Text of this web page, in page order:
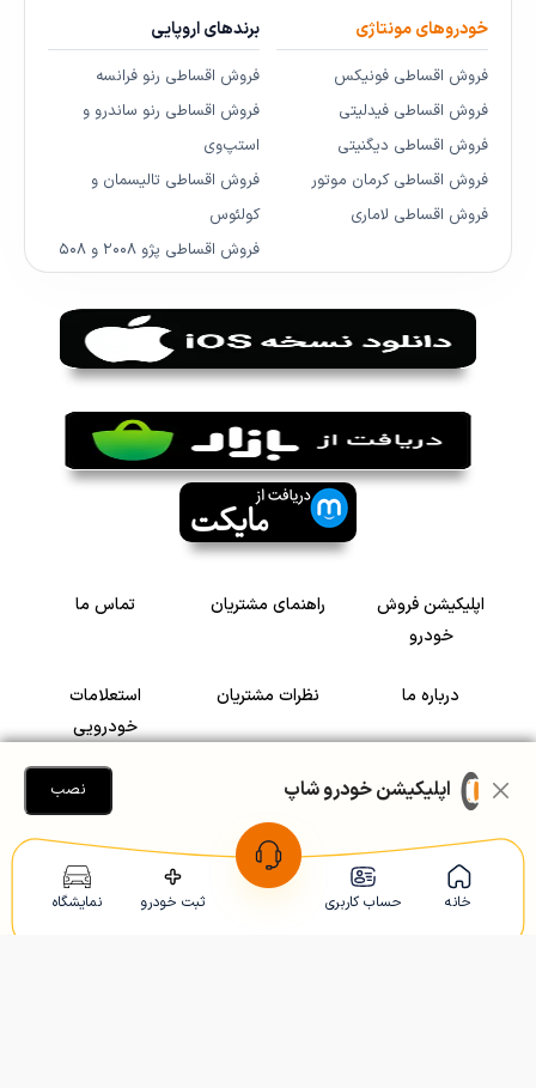
خانه حساب کاربری ثبت خودرو نمایشگاه
خودروهای مونتاژی
فروش اقساطی فونیکس
فروش اقساطی فیدلیتی
فروش اقساطی دیگنیتی
فروش اقساطی کرمان موتور
فروش اقساطی لاماری
برندهای اروپایی
فروش اقساطی رنو فرانسه
فروش اقساطی رنو ساندرو و
استپ‌وی
فروش اقساطی تالیسمان و
کولئوس
فروش اقساطی پژو ۲۰۰۸ و ۵۰۸
اپلیکیشن فروش
خودرو
راهنمای مشتریان تماس ما
درباره ما نظرات مشتریان
استعلامات
خودرویی
سرمایه گذاری در
رضایت مشتریان
Copyright © 2005-2026 Khodroshop.ir
اپلیکیشن خودرو شاپ نصب